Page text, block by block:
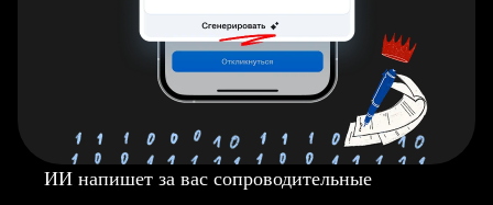
ИИ напишет за вас сопроводительные